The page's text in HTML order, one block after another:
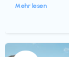
Mehr lesen